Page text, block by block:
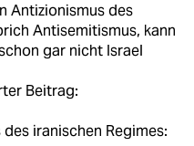
Antizionismus des
Antisemitismus, kann
gar nicht Israel
Beitrag:
iranischen Regimes: